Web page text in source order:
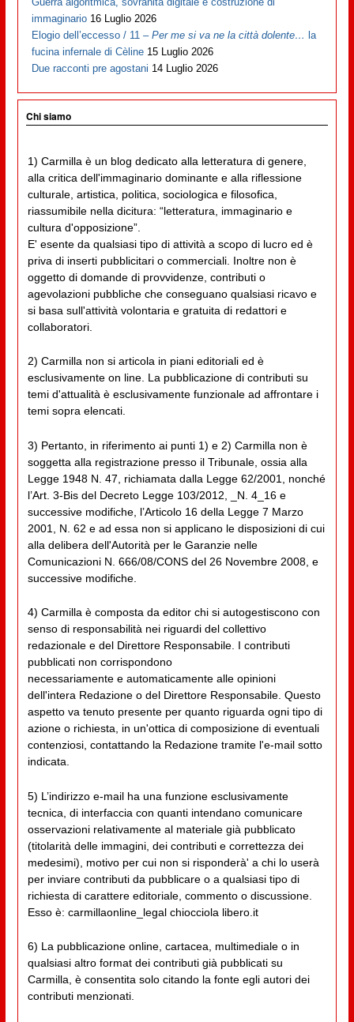
immaginario 16 Luglio 2026
Elogio dell’eccesso / 11 –Per me si va ne la città dolente… la
fucina infernale di Cèline 15 Luglio 2026
Due racconti pre agostani 14 Luglio 2026
Chi siamo
1) Carmilla è un blog dedicato alla letteratura di genere,
alla critica dell'immaginario dominante e alla riflessione
culturale, artistica, politica, sociologica e filosofica,
riassumibile nella dicitura: “letteratura, immaginario e
cultura d'opposizione”.
E' esente da qualsiasi tipo di attività a scopo di lucro ed è
priva di inserti pubblicitari o commerciali. Inoltre non è
oggetto di domande di provvidenze, contributi o
agevolazioni pubbliche che conseguano qualsiasi ricavo e
si basa sull'attività volontaria e gratuita di redattori e
collaboratori.
2) Carmilla non si articola in piani editoriali ed è
esclusivamente on line. La pubblicazione di contributi su
temi d'attualità è esclusivamente funzionale ad affrontare i
temi sopra elencati.
3) Pertanto, in riferimento ai punti 1) e 2) Carmilla non è
soggetta alla registrazione presso il Tribunale, ossia alla
Legge 1948 N. 47, richiamata dalla Legge 62/2001, nonché
l’Art. 3-Bis del Decreto Legge 103/2012, _N. 4_16 e
successive modifiche, l’Articolo 16 della Legge 7 Marzo
2001, N. 62 e ad essa non si applicano le disposizioni di cui
alla delibera dell'Autorità per le Garanzie nelle
Comunicazioni N. 666/08/CONS del 26 Novembre 2008, e
successive modifiche.
4) Carmilla è composta da editor chi si autogestiscono con
senso di responsabilità nei riguardi del collettivo
redazionale e del Direttore Responsabile. I contributi
pubblicati non corrispondono
necessariamente e automaticamente alle opinioni
dell'intera Redazione o del Direttore Responsabile. Questo
aspetto va tenuto presente per quanto riguarda ogni tipo di
azione o richiesta, in un'ottica di composizione di eventuali
contenziosi, contattando la Redazione tramite l'e-mail sotto
indicata.
5) L’indirizzo e-mail ha una funzione esclusivamente
tecnica, di interfaccia con quanti intendano comunicare
osservazioni relativamente al materiale già pubblicato
(titolarità delle immagini, dei contributi e correttezza dei
medesimi), motivo per cui non si risponderà' a chi lo userà
per inviare contributi da pubblicare o a qualsiasi tipo di
richiesta di carattere editoriale, commento o discussione.
Esso è: carmillaonline_legal chiocciola libero.it
6) La pubblicazione online, cartacea, multimediale o in
qualsiasi altro format dei contributi già pubblicati su
Carmilla, è consentita solo citando la fonte egli autori dei
contributi menzionati.